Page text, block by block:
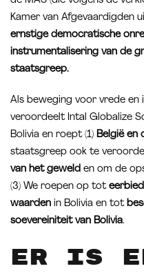
Kamer van Afgevaardigden
ernstige democratische
instrumentalisering van de
staatsgreep.
Als beweging voor vrede
veroordeelt Intal Globalize
Bolivia en roept (1) België en
staatsgreep ook te
van het geweld en om de
(3) We roepen op tot
waarden in Bolivia en tot
soevereiniteit van Bolivia.
Er is